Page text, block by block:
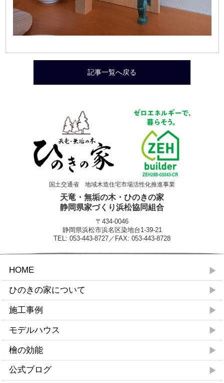
記事一覧へ戻る
国土交通省 地域木造住宅市場活性化推進事業
天竜・無垢の木・ひのきの家
静岡県家づくり浜松協同組合
〒434-0046
静岡県浜松市浜名区染地台1-39-21
TEL: 053-443-8727／FAX: 053-443-8728
HOME
ひのきの家について
施工事例
モデルハウス
檜の効能
公式ブログ